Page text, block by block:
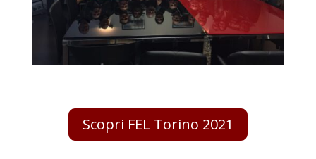
Scopri FEL Torino 2021